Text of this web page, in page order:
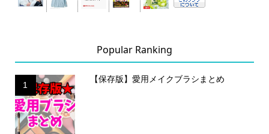
Popular Ranking
1
【保存版】愛用メイクブラシまとめ